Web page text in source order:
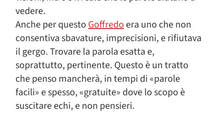
vedere.
Anche per questoGoffredoera uno che non
consentiva sbavature, imprecisioni, e rifiutava
il gergo. Trovare la parola esatta e,
soprattutto, pertinente. Questo è un tratto
che penso mancherà, in tempi di «parole
facili» e spesso, «gratuite» dove lo scopo è
suscitare echi, e non pensieri.